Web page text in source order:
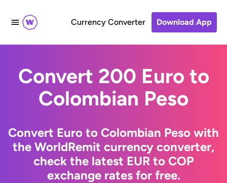
Currency Converter Download App
Convert 200 Euro to
Colombian Peso
Convert Euro to Colombian Peso with
the WorldRemit currency converter,
check the latest EUR to COP
exchange rates for free.